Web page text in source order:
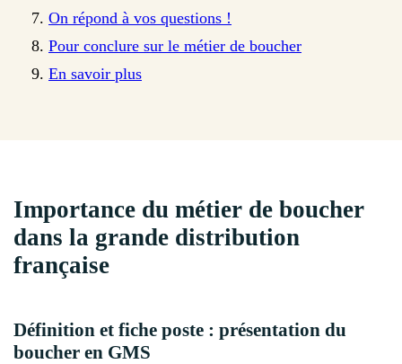
On répond à vos questions !
Pour conclure sur le métier de boucher
En savoir plus
Importance du métier de boucher
dans la grande distribution
française
Définition et fiche poste : présentation du
boucher en GMS